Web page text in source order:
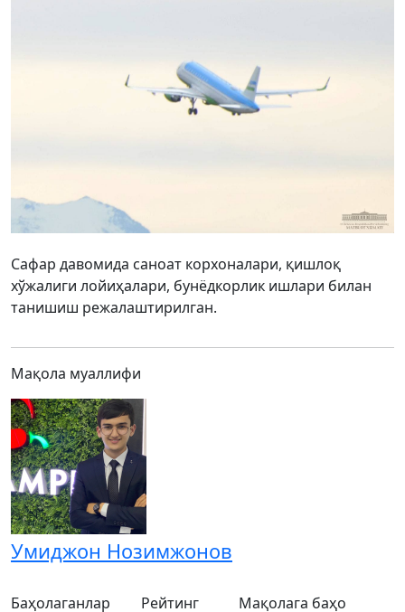
Сафар давомида саноат корхоналари, қишлоқ
хўжалиги лойиҳалари, бунёдкорлик ишлари билан
танишиш режалаштирилган.
Мақола муаллифи
Умиджон Нозимжонов
Баҳолаганлар Рейтинг Мақолага баҳо